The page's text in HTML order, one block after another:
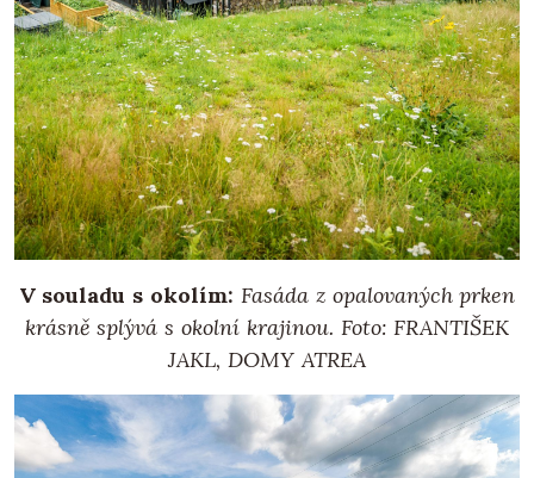
V souladu s okolím: Fasáda z opalovaných prken
krásně splývá s okolní krajinou. Foto: FRANTIŠEK
JAKL, DOMY ATREA